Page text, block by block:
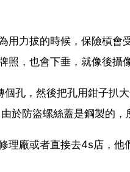
用力拔的時候，保險槓會
，也會下垂，就像後攝
孔，然後把孔用鉗子扒
於防盜螺絲蓋是鋼製的，
理廠或者直接去4s店，